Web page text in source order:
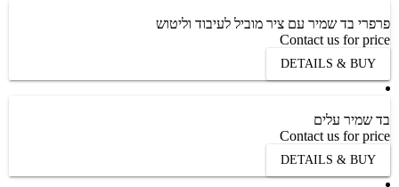
פרפרי בד שמיר עם ציר מוביל לעיבוד וליטוש
Contact us for price
DETAILS & BUY
בד שמיר עלים
Contact us for price
DETAILS & BUY